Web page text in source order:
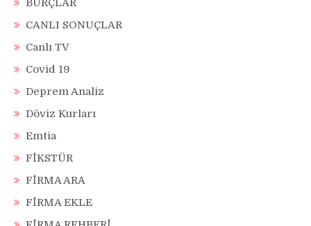
BURÇLAR
CANLI SONUÇLAR
Canlı TV
Covid 19
Deprem Analiz
Döviz Kurları
Emtia
FİKSTÜR
FİRMA ARA
FİRMA EKLE